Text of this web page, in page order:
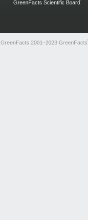
GreenFacts Scientific Board.
GreenFacts 2001–2023 GreenFacts